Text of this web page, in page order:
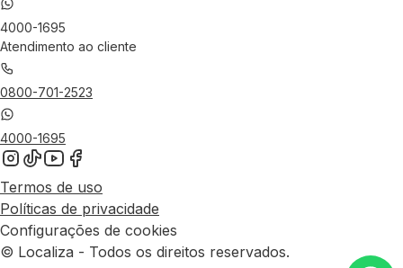
4000-1695
Atendimento ao cliente
0800-701-2523
4000-1695
Termos de uso
Políticas de privacidade
Configurações de cookies
© Localiza - Todos os direitos reservados.